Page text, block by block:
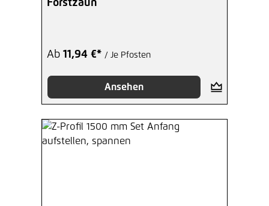
Forstzaun
Ab 11,94 €* / Je Pfosten
Ansehen